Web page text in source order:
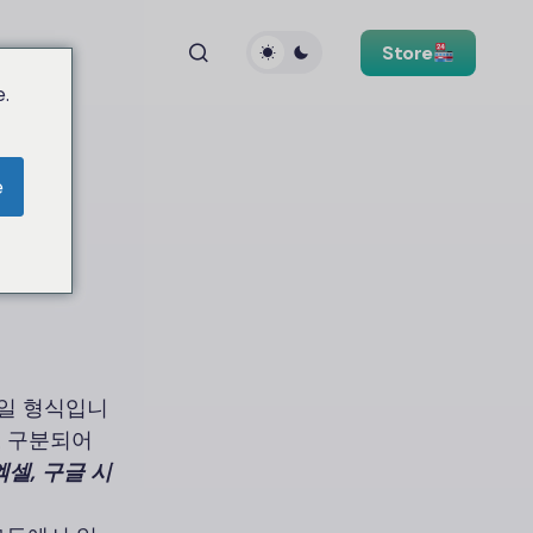
Store
형식입니
분되어
셀, 구글 시